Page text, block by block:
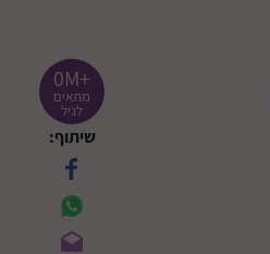
+0M
מתאים
לגיל
שיתוף: